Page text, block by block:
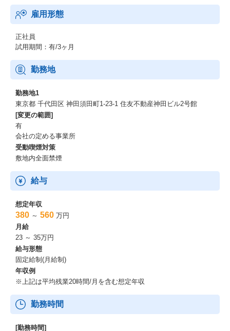
雇用形態
正社員
試用期間：有/3ヶ月
勤務地
勤務地1
東京都 千代田区 神田須田町1-23-1 住友不動産神田ビル2号館
[変更の範囲]
有
会社の定める事業所
受動喫煙対策
敷地内全面禁煙
給与
想定年収
380 ～ 560 万円
月給
23 ～ 35万円
給与形態
固定給制(月給制)
年収例
※上記は平均残業20時間/月を含む想定年収
勤務時間
[勤務時間]